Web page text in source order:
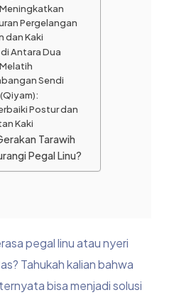
Pergelangan
dan Kaki
Antara Dua
Sendi
Postur dan
Kaki
Tarawih
Pegal Linu?
pegal linu atau nyeri
Tahukah kalian bahwa
bisa menjadi solusi